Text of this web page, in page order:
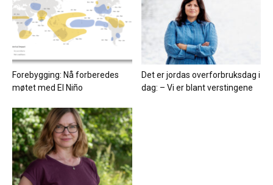
Forebygging: Nå forberedes
møtet med El Niño
Det er jordas overforbruksdag i
dag: – Vi er blant verstingene